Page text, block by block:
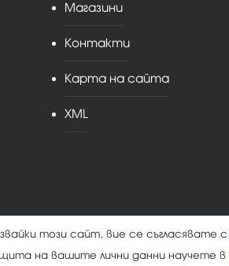
Магазини
Контакти
Карта на сайта
XML
този сайт, вие се съгласявате с
на вашите лични данни научете в